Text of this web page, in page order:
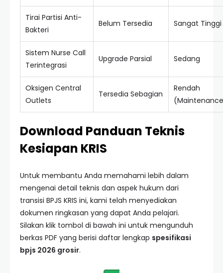
Tirai Partisi Anti-
Bakteri
Belum Tersedia Sangat Tinggi
Sistem Nurse Call
Terintegrasi
Upgrade Parsial Sedang
Oksigen Central
Outlets
Tersedia Sebagian
Rendah
Download Panduan Teknis
Kesiapan KRIS
Untuk membantu Anda memahami lebih dalam
mengenai detail teknis dan aspek hukum dari
transisi BPJS KRIS ini, kami telah menyediakan
dokumen ringkasan yang dapat Anda pelajari.
Silakan klik tombol di bawah ini untuk mengunduh
berkas PDF yang berisi daftar lengkap spesifikasi
bpjs 2026 grosir.